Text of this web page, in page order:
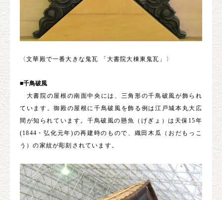
〈文華殿で一番大きな鬼瓦 「大書院大棟東鬼瓦」〉
■千鳥破風
大書院の屋根の南面中央には、三角形の千鳥破風が飾られ
ています。御殿の屋根に千鳥破風を飾る例は江戸城本丸大広
間が知られています。千鳥破風の懸魚（げぎょ）は天保15年
(1844・弘化元年)の再建時のもので、織田木瓜（おだもっこ
う）の家紋が彫刻されています。